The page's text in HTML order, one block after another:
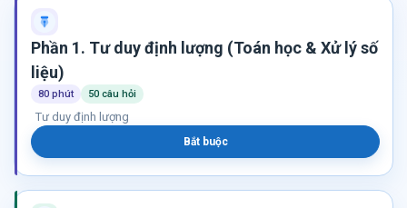
Phần 1. Tư duy định lượng (Toán học & Xử lý số
liệu)
80 phút 50 câu hỏi
Tư duy định lượng
Bắt buộc